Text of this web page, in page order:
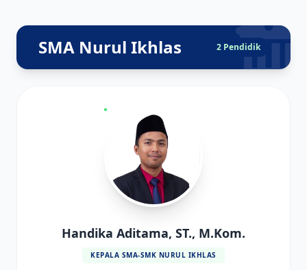
SMA Nurul Ikhlas 2 Pendidik
Handika Aditama, ST., M.Kom.
KEPALA SMA-SMK NURUL IKHLAS